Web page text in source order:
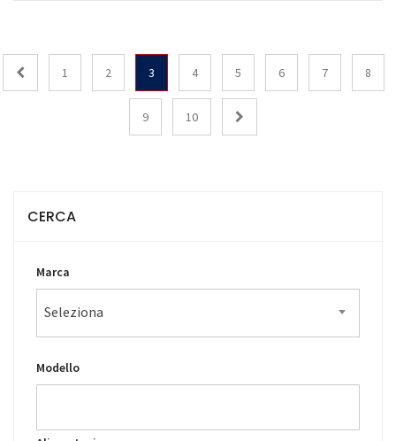
1 2 3 4 5 6 7 8
9 10
CERCA
Marca
Seleziona
Modello